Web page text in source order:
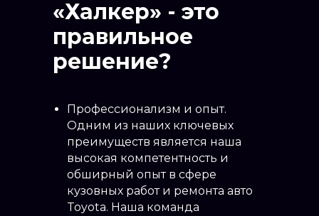
Подбор краски для
от 1000
Покраска бампера
Покраска двери
Покраска зеркала
автомобиля
Покраска капота
от 18000
Покраска крыла
от 12000
Покраска крыши
автомобиля
от 20000
«Халкер» - это
правильное
решение?
Профессионализм и опыт.
Одним из наших ключевых
преимуществ является наша
высокая компетентность и
обширный опыт в сфере
кузовных работ и ремонта авто
Toyota. Наша команда